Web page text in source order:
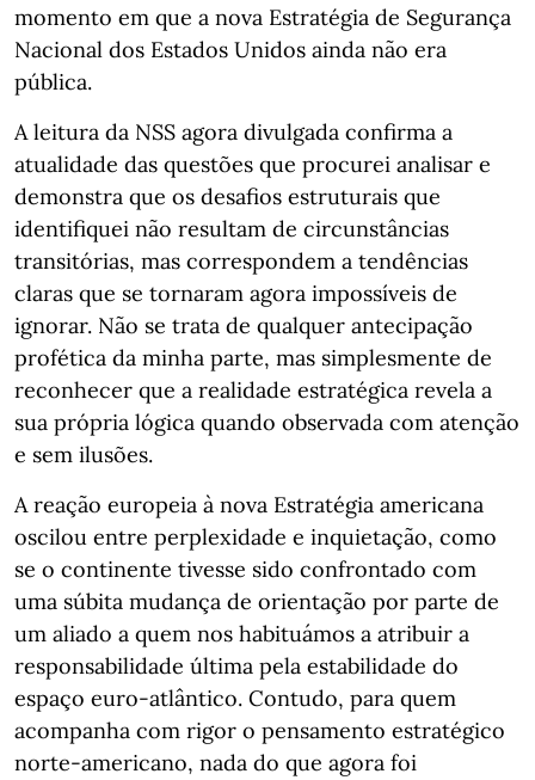
momento em que a nova Estratégia de Segurança
Nacional dos Estados Unidos ainda não era
pública.
A leitura da NSS agora divulgada confirma a
atualidade das questões que procurei analisar e
demonstra que os desafios estruturais que
identifiquei não resultam de circunstâncias
transitórias, mas correspondem a tendências
claras que se tornaram agora impossíveis de
ignorar. Não se trata de qualquer antecipação
profética da minha parte, mas simplesmente de
reconhecer que a realidade estratégica revela a
sua própria lógica quando observada com atenção
e sem ilusões.
A reação europeia à nova Estratégia americana
oscilou entre perplexidade e inquietação, como
se o continente tivesse sido confrontado com
uma súbita mudança de orientação por parte de
um aliado a quem nos habituámos a atribuir a
responsabilidade última pela estabilidade do
espaço euro-atlântico. Contudo, para quem
acompanha com rigor o pensamento estratégico
norte-americano, nada do que agora foi